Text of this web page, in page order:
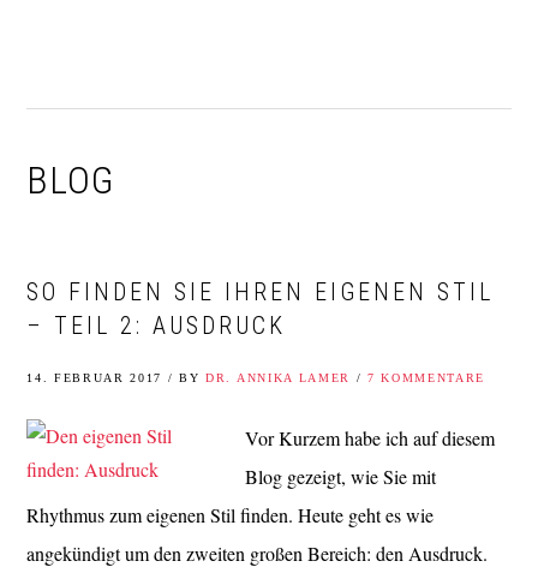
BLOG
SO FINDEN SIE IHREN EIGENEN STIL
– TEIL 2: AUSDRUCK
14. FEBRUAR 2017 / BYDR. ANNIKA LAMER / 7 KOMMENTARE
Vor Kurzem habe ich auf diesem
Blog gezeigt, wie Sie mit
Rhythmus zum eigenen Stil finden. Heute geht es wie
angekündigt um den zweiten großen Bereich: den Ausdruck.